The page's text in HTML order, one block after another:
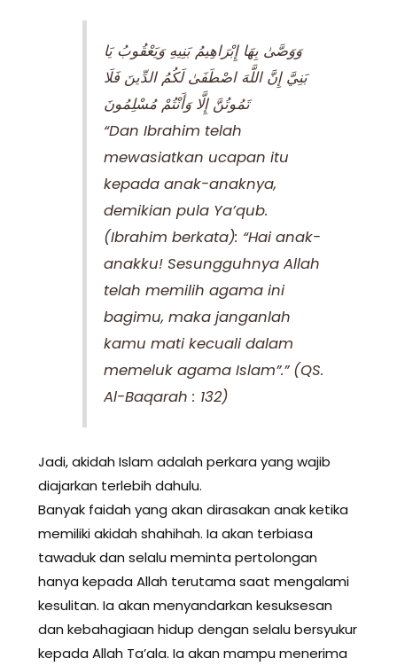
وَوَصَّىٰ بِهَا إِبْرَاهِيمُ بَنِيهِ وَيَعْقُوبُ يَا
بَنِيَّ إِنَّ اللَّهَ اصْطَفَىٰ لَكُمُ الدِّينَ فَلَا
تَمُوتُنَّ إِلَّا وَأَنْتُمْ مُسْلِمُونَ
“Dan Ibrahim telah
mewasiatkan ucapan itu
kepada anak-anaknya,
demikian pula Ya’qub.
(Ibrahim berkata): “Hai anak-
anakku! Sesungguhnya Allah
telah memilih agama ini
bagimu, maka janganlah
kamu mati kecuali dalam
memeluk agama Islam”.” (QS.
Al-Baqarah : 132)
Jadi, akidah Islam adalah perkara yang wajib
diajarkan terlebih dahulu.
Banyak faidah yang akan dirasakan​ anak ketika
memiliki akidah shahihah. Ia akan terbiasa
tawaduk dan selalu meminta pertolongan​
hanya kepada Allah terutama saat mengalami
kesulitan. Ia akan menyandarkan kesuksesan
dan kebahagiaan hidup dengan selalu bersyukur
kepada Allah Ta’ala. Ia akan mampu menerima